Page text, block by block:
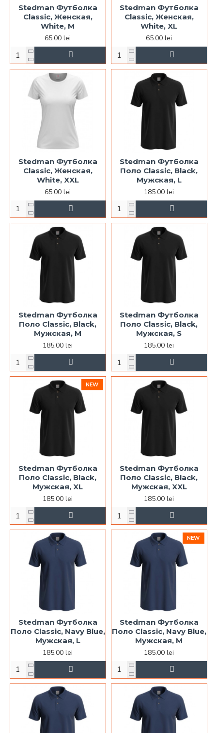
Stedman Футболка
Classic, Женская,
White, M
65.00 lei
Stedman Футболка
Classic, Женская,
White, XL
65.00 lei
Stedman Футболка
Classic, Женская,
White, XXL
65.00 lei
Stedman Футболка
Поло Classic, Black,
Мужская, L
185.00 lei
Stedman Футболка
Поло Classic, Black,
Мужская, M
185.00 lei
Stedman Футболка
Поло Classic, Black,
Мужская, S
185.00 lei
NEW
Stedman Футболка
Поло Classic, Black,
Мужская, XL
185.00 lei
Stedman Футболка
Поло Classic, Black,
Мужская, XXL
185.00 lei
Stedman Футболка
Поло Classic, Navy Blue,
Мужская, L
185.00 lei
NEW
Stedman Футболка
Поло Classic, Navy Blue,
Мужская, M
185.00 lei